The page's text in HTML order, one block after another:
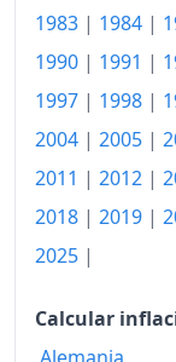
1985
1986
1988
1989
1990
1991
1983 | 1984 |
1990 | 1991 |
1997 | 1998 |
2004 | 2005 |
2011 | 2012 |
2018 | 2019 |
2025 |
Calcular